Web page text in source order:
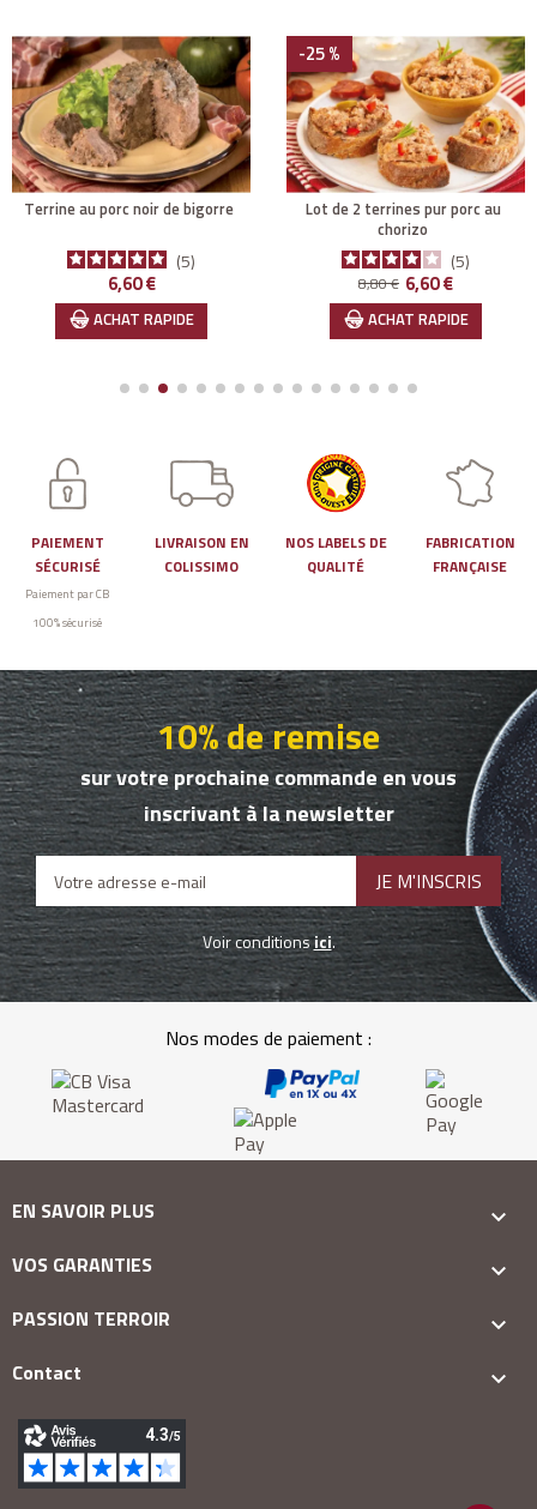
terrine au porc noir de bigorre
5
Prix
6,60 €
ACHAT RAPIDE
lot de 2 terrines pur porc au
chorizo
5
Prix de base
8,80 € Prix
6,60 €
ACHAT RAPIDE
-25 %
PAIEMENT
SÉCURISÉ
Paiement par CB
100% sécurisé
LIVRAISON EN
COLISSIMO
NOS LABELS DE
QUALITÉ
FABRICATION
FRANÇAISE
10% de remise
sur votre prochaine commande en vous
inscrivant à la newsletter
Voir conditionsici.
Nos modes de paiement :
EN SAVOIR PLUS

VOS GARANTIES

PASSION TERROIR

Contact
